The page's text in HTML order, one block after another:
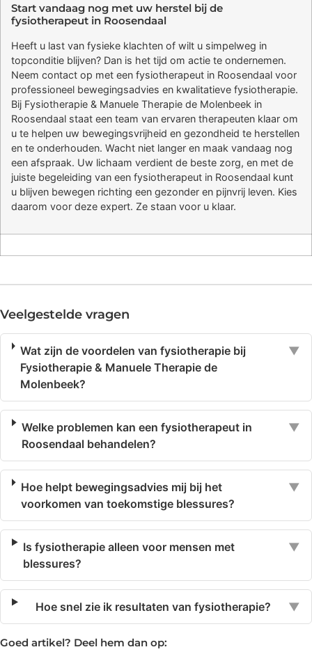
Start vandaag nog met uw herstel bij de
fysiotherapeut in Roosendaal
Heeft u last van fysieke klachten of wilt u simpelweg in
topconditie blijven? Dan is het tijd om actie te ondernemen.
Neem contact op met een fysiotherapeut in Roosendaal voor
professioneel bewegingsadvies en kwalitatieve fysiotherapie.
Bij Fysiotherapie & Manuele Therapie de Molenbeek in
Roosendaal staat een team van ervaren therapeuten klaar om
u te helpen uw bewegingsvrijheid en gezondheid te herstellen
en te onderhouden. Wacht niet langer en maak vandaag nog
een afspraak. Uw lichaam verdient de beste zorg, en met de
juiste begeleiding van een fysiotherapeut in Roosendaal kunt
u blijven bewegen richting een gezonder en pijnvrij leven. Kies
daarom voor deze expert. Ze staan voor u klaar.
Veelgestelde vragen
Wat zijn de voordelen van fysiotherapie bij
Fysiotherapie & Manuele Therapie de
Molenbeek?
▼
Welke problemen kan een fysiotherapeut in
Roosendaal behandelen?
▼
Hoe helpt bewegingsadvies mij bij het
voorkomen van toekomstige blessures?
▼
Is fysiotherapie alleen voor mensen met
blessures?
▼
Hoe snel zie ik resultaten van fysiotherapie? ▼
Goed artikel? Deel hem dan op: